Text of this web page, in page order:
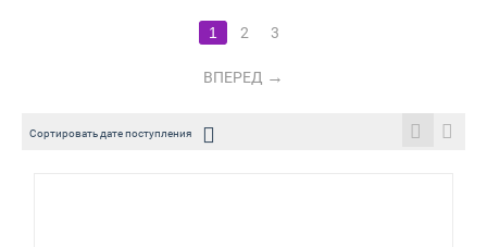
1 2 3
ВПЕРЕД
Сортировать дате поступления